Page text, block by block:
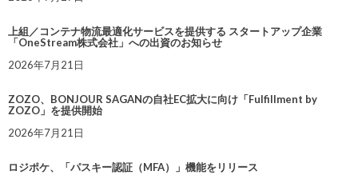
上組／コンテナ物流最適化サービスを提供する スタートアップ企業
「OneStream株式会社」への出資のお知らせ
2026年7月21日
ZOZO、BONJOUR SAGANの自社EC拡大に向け「Fulfillment by
ZOZO」を提供開始
2026年7月21日
ロジポケ、「パスキー認証（MFA）」機能をリリース